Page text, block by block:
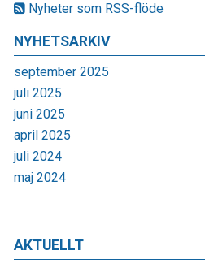
Nyheter som RSS-flöde
NYHETSARKIV
september 2025
juli 2025
juni 2025
april 2025
juli 2024
maj 2024
AKTUELLT